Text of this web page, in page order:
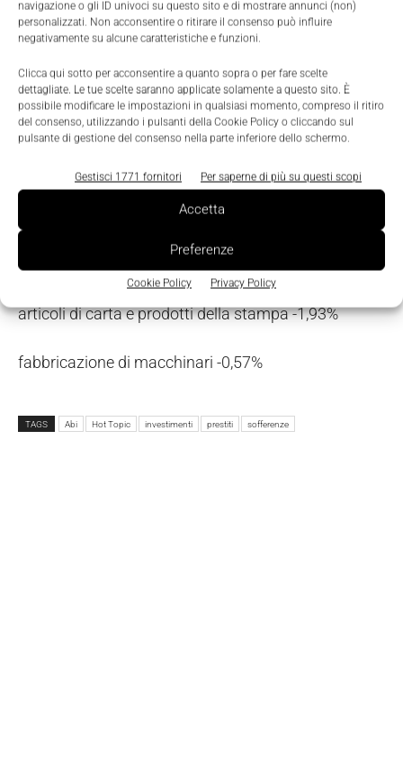
navigazione o gli ID univoci su questo sito e di mostrare annunci (non)
personalizzati. Non acconsentire o ritirare il consenso può influire
negativamente su alcune caratteristiche e funzioni.
Clicca qui sotto per acconsentire a quanto sopra o per fare scelte
dettagliate. Le tue scelte saranno applicate solamente a questo sito. È
possibile modificare le impostazioni in qualsiasi momento, compreso il ritiro
del consenso, utilizzando i pulsanti della Cookie Policy o cliccando sul
pulsante di gestione del consenso nella parte inferiore dello schermo.
Gestisci 1771 fornitori Per saperne di più su questi scopi
Accetta
Preferenze
Cookie Policy Privacy Policy
fabbricazione e raffinazione del petrolio, prodotti
chimici e farmaceutico +1,04%
industrie tessili +0,49%
fabbricazione prodotti elettronici +0,39%
industria del legno e dell’arredo -2,23%
articoli di carta e prodotti della stampa -1,93%
fabbricazione di macchinari -0,57%
TAGS Abi Hot Topic investimenti prestiti sofferenze